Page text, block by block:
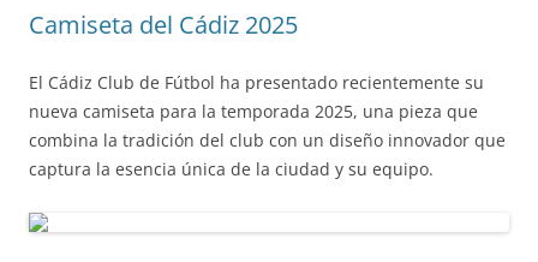
Camiseta del Cádiz 2025
El Cádiz Club de Fútbol ha presentado recientemente su
nueva camiseta para la temporada 2025, una pieza que
combina la tradición del club con un diseño innovador que
captura la esencia única de la ciudad y su equipo.